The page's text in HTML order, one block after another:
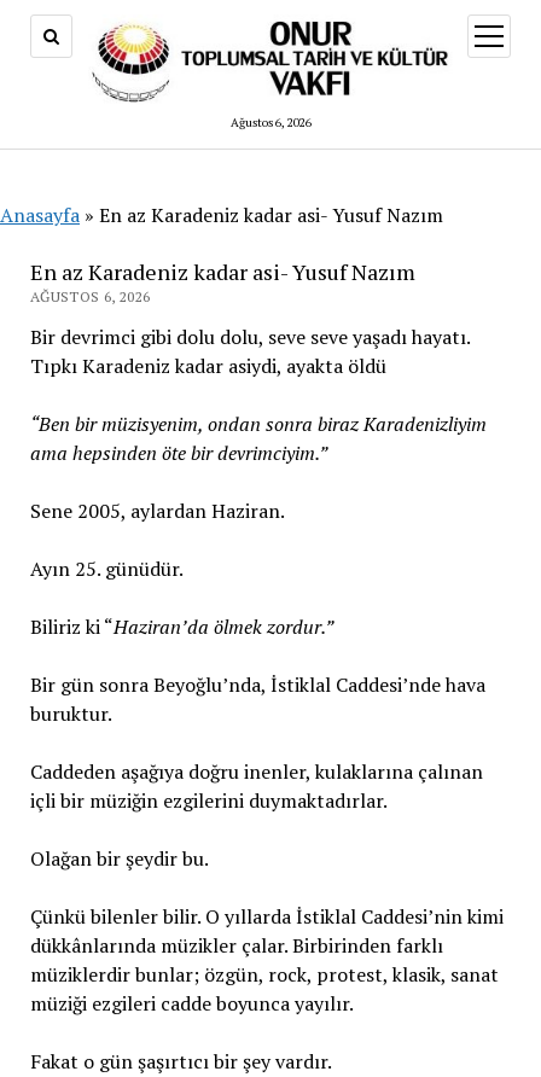
Ağustos 6, 2026
aç
Anasayfa » En az Karadeniz kadar asi- Yusuf Nazım
En az Karadeniz kadar asi- Yusuf Nazım
AĞUSTOS 6, 2026
Bir devrimci gibi dolu dolu, seve seve yaşadı hayatı.
Tıpkı Karadeniz kadar asiydi, ayakta öldü
“Ben bir müzisyenim, ondan sonra biraz Karadenizliyim
ama hepsinden öte bir devrimciyim.”
Sene 2005, aylardan Haziran.
Ayın 25. günüdür.
Biliriz ki “Haziran’da ölmek zordur.”
Bir gün sonra Beyoğlu’nda, İstiklal Caddesi’nde hava
buruktur.
Caddeden aşağıya doğru inenler, kulaklarına çalınan
içli bir müziğin ezgilerini duymaktadırlar.
Olağan bir şeydir bu.
Çünkü bilenler bilir. O yıllarda İstiklal Caddesi’nin kimi
dükkânlarında müzikler çalar. Birbirinden farklı
müziklerdir bunlar; özgün, rock, protest, klasik, sanat
müziği ezgileri cadde boyunca yayılır.
Fakat o gün şaşırtıcı bir şey vardır.